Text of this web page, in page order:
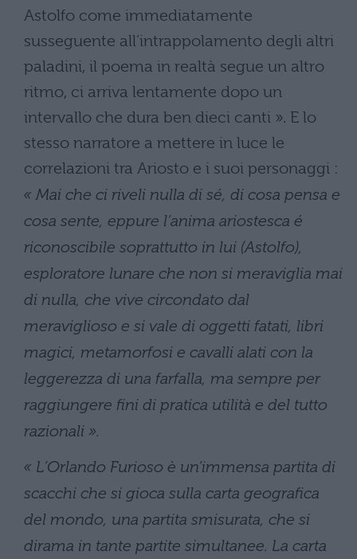
Astolfo come immediatamente
susseguente all’intrappolamento degli altri
paladini, il poema in realtà segue un altro
ritmo, ci arriva lentamente dopo un
intervallo che dura ben dieci canti ». E lo
stesso narratore a mettere in luce le
correlazioni tra Ariosto e i suoi personaggi :
« Mai che ci riveli nulla di sé, di cosa pensa e
cosa sente, eppure l’anima ariostesca é
riconoscibile soprattutto in lui (Astolfo),
esploratore lunare che non si meraviglia mai
di nulla, che vive circondato dal
meraviglioso e si vale di oggetti fatati, libri
magici, metamorfosi e cavalli alati con la
leggerezza di una farfalla, ma sempre per
raggiungere fini di pratica utilità e del tutto
razionali ».
« L’Orlando Furioso è un’immensa partita di
scacchi che si gioca sulla carta geografica
del mondo, una partita smisurata, che si
dirama in tante partite simultanee. La carta